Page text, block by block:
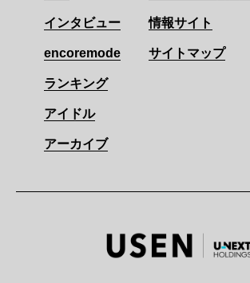
インタビュー
encoremode
ランキング
アイドル
アーカイブ
情報サイト
サイトマップ